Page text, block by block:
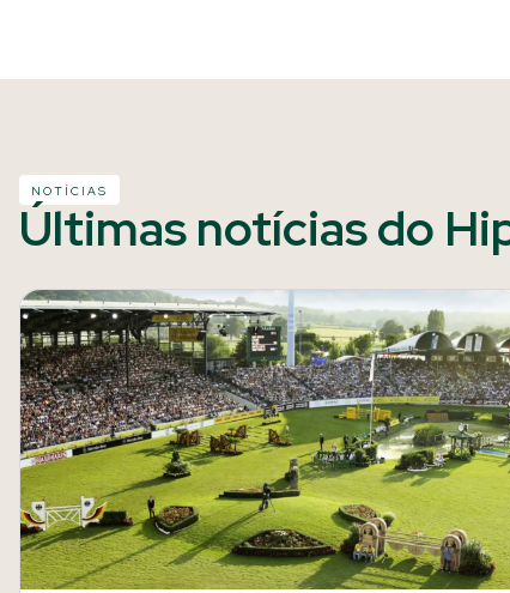
NOTÍCIAS
Últimas notícias do